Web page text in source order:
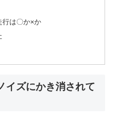
行は〇か×か
イズにかき消されて